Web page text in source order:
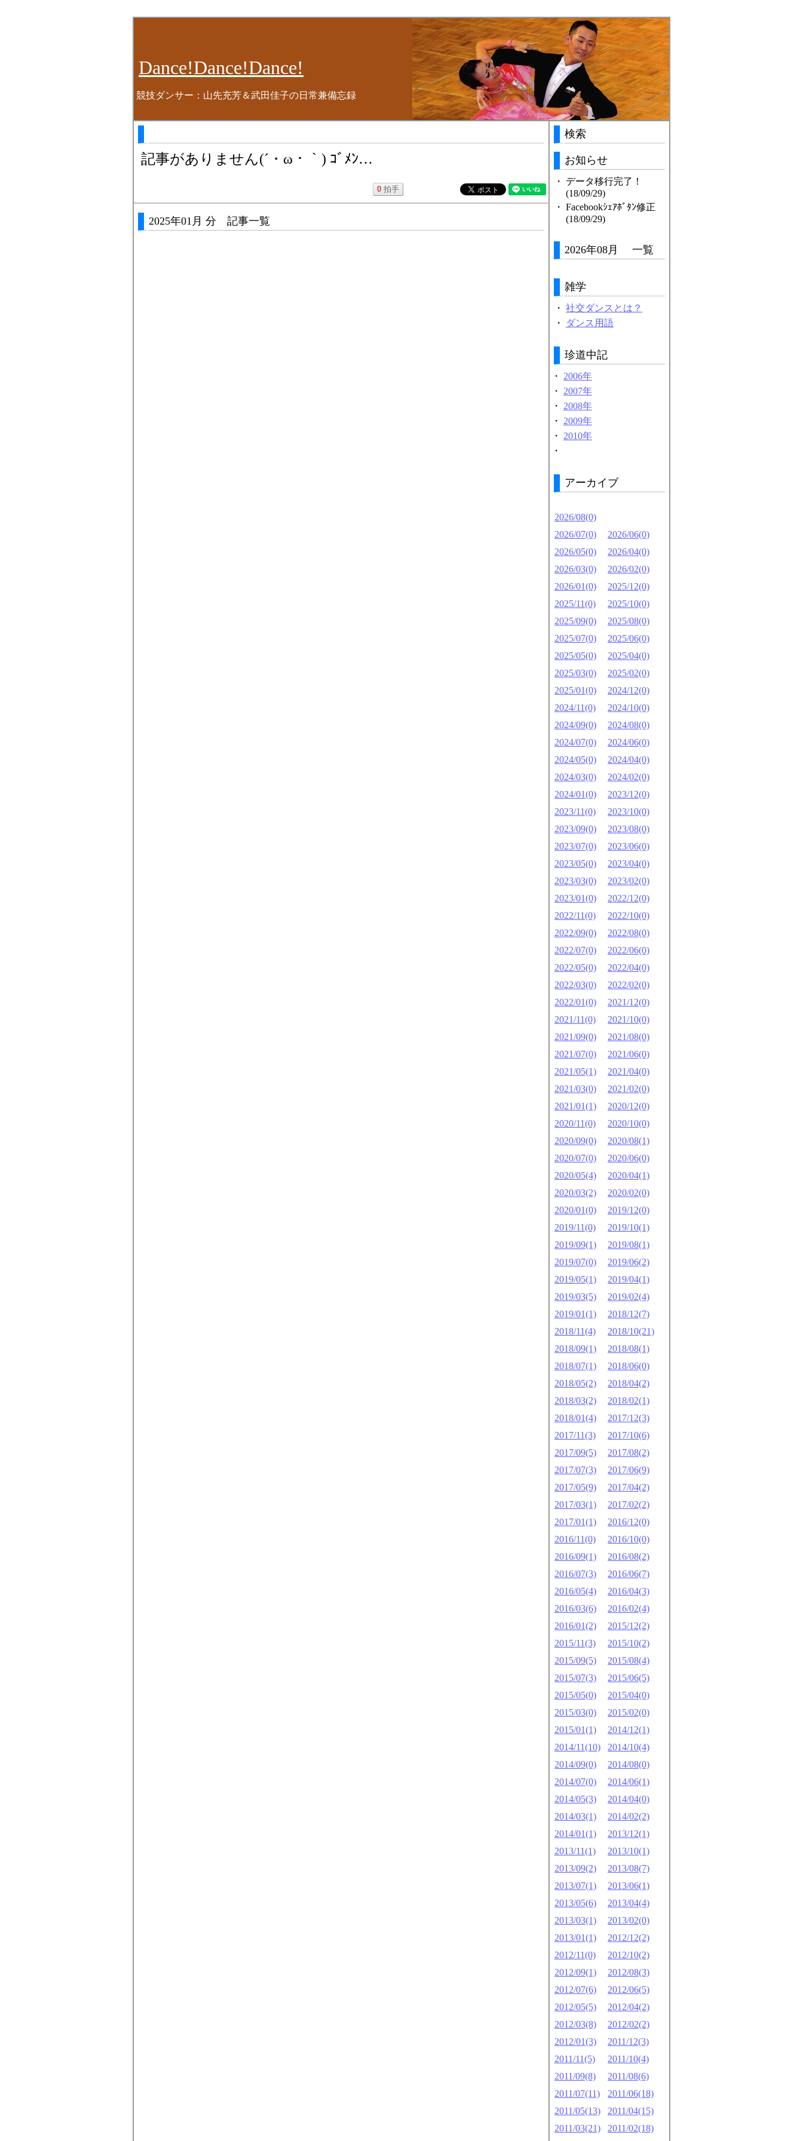
Dance!Dance!Dance!
競技ダンサー：山先充芳＆武田佳子の日常兼備忘録
記事がありません(´・ω・｀) ｺﾞﾒﾝ…
0 拍手
2025年01月 分 記事一覧
検索
お知らせ
・
データ移行完了！
(18/09/29)
・ Facebookｼｪｱﾎﾞﾀﾝ修正
(18/09/29)
2026年08月 一覧
雑学
・ 社交ダンスとは？
・
ダンス用語
珍道中記
・
2006年
・
2007年
・
2008年
・
2009年
・
2010年
・
アーカイブ
2026/08(0)
2026/07(0)
2026/06(0)
2026/05(0)
2026/04(0)
2026/03(0)
2026/02(0)
2026/01(0)
2025/12(0)
2025/11(0)
2025/10(0)
2025/09(0)
2025/08(0)
2025/07(0)
2025/06(0)
2025/05(0)
2025/04(0)
2025/03(0)
2025/02(0)
2025/01(0)
2024/12(0)
2024/11(0)
2024/10(0)
2024/09(0)
2024/08(0)
2024/07(0)
2024/06(0)
2024/05(0)
2024/04(0)
2024/03(0)
2024/02(0)
2024/01(0)
2023/12(0)
2023/11(0)
2023/10(0)
2023/09(0)
2023/08(0)
2023/07(0)
2023/06(0)
2023/05(0)
2023/04(0)
2023/03(0)
2023/02(0)
2023/01(0)
2022/12(0)
2022/11(0)
2022/10(0)
2022/09(0)
2022/08(0)
2022/07(0)
2022/06(0)
2022/05(0)
2022/04(0)
2022/03(0)
2022/02(0)
2022/01(0)
2021/12(0)
2021/11(0)
2021/10(0)
2021/09(0)
2021/08(0)
2021/07(0)
2021/06(0)
2021/05(1)
2021/04(0)
2021/03(0)
2021/02(0)
2021/01(1)
2020/12(0)
2020/11(0)
2020/10(0)
2020/09(0)
2020/08(1)
2020/07(0)
2020/06(0)
2020/05(4)
2020/04(1)
2020/03(2)
2020/02(0)
2020/01(0)
2019/12(0)
2019/11(0)
2019/10(1)
2019/09(1)
2019/08(1)
2019/07(0)
2019/06(2)
2019/05(1)
2019/04(1)
2019/03(5)
2019/02(4)
2019/01(1)
2018/12(7)
2018/11(4)
2018/10(21)
2018/09(1)
2018/08(1)
2018/07(1)
2018/06(0)
2018/05(2)
2018/04(2)
2018/03(2)
2018/02(1)
2018/01(4)
2017/12(3)
2017/11(3)
2017/10(6)
2017/09(5)
2017/08(2)
2017/07(3)
2017/06(9)
2017/05(9)
2017/04(2)
2017/03(1)
2017/02(2)
2017/01(1)
2016/12(0)
2016/11(0)
2016/10(0)
2016/09(1)
2016/08(2)
2016/07(3)
2016/06(7)
2016/05(4)
2016/04(3)
2016/03(6)
2016/02(4)
2016/01(2)
2015/12(2)
2015/11(3)
2015/10(2)
2015/09(5)
2015/08(4)
2015/07(3)
2015/06(5)
2015/05(0)
2015/04(0)
2015/03(0)
2015/02(0)
2015/01(1)
2014/12(1)
2014/11(10)
2014/10(4)
2014/09(0)
2014/08(0)
2014/07(0)
2014/06(1)
2014/05(3)
2014/04(0)
2014/03(1)
2014/02(2)
2014/01(1)
2013/12(1)
2013/11(1)
2013/10(1)
2013/09(2)
2013/08(7)
2013/07(1)
2013/06(1)
2013/05(6)
2013/04(4)
2013/03(1)
2013/02(0)
2013/01(1)
2012/12(2)
2012/11(0)
2012/10(2)
2012/09(1)
2012/08(3)
2012/07(6)
2012/06(5)
2012/05(5)
2012/04(2)
2012/03(8)
2012/02(2)
2012/01(3)
2011/12(3)
2011/11(5)
2011/10(4)
2011/09(8)
2011/08(6)
2011/07(11)
2011/06(18)
2011/05(13)
2011/04(15)
2011/03(21)
2011/02(18)